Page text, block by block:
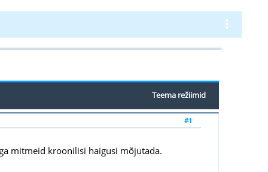
Teema režiimid
#1
mitmeid kroonilisi haigusi mõjutada.